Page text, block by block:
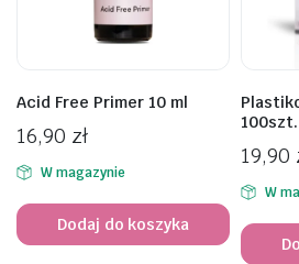
Acid Free Primer 10 ml
16,90 zł
W magazynie
Dodaj do koszyka
100szt.
19,90
W